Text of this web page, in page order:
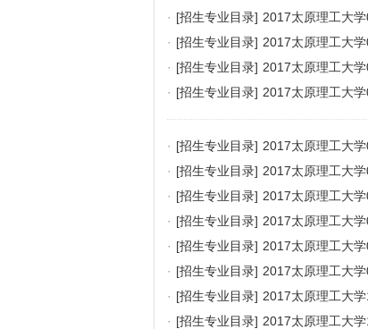
· [招生专业目录] 2017太原理工大
· [招生专业目录] 2017太原理工大
· [招生专业目录] 2017太原理工大
· [招生专业目录] 2017太原理工大
· [招生专业目录] 2017太原理工大
· [招生专业目录] 2017太原理工大
· [招生专业目录] 2017太原理工大
· [招生专业目录] 2017太原理工大
· [招生专业目录] 2017太原理工大
· [招生专业目录] 2017太原理工大
· [招生专业目录] 2017太原理工大
· [招生专业目录] 2017太原理工大